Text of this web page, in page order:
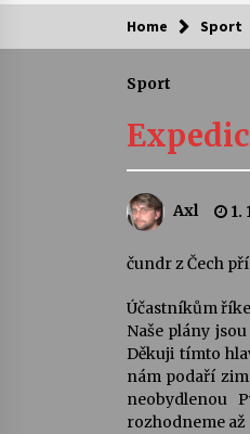
Kam za
Home Sport
Sport
Axl 1.
čundr z Čech
Účastníkům
Naše plány
Děkuji tímto
nám podaří
neobydlenou
rozhodneme až